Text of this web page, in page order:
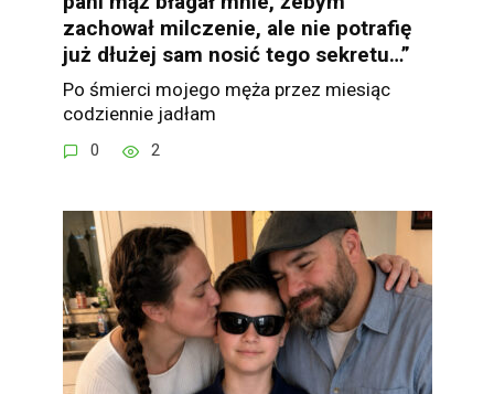
zachował milczenie, ale nie potrafię
już dłużej sam nosić tego sekretu…”
Po śmierci mojego męża przez miesiąc
codziennie jadłam
0 2